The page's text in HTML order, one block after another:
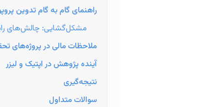
راهنمای گام به گام تدوین
مشکل‌گشایی: چالش‌های
ملاحظات مالی در پروژه‌های
آینده پژوهش در اپتیک و لیزر
نتیجه‌گیری
سوالات متداول